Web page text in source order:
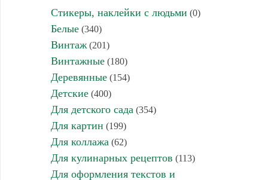
Стикеры, наклейки с людьми (0)
Белые(340)
Винтаж(201)
Винтажные(180)
Деревянные(154)
Детские(400)
Для детского сада (354)
Для картин (199)
Для коллажа (62)
Для кулинарных рецептов (113)
Для оформления текстов и